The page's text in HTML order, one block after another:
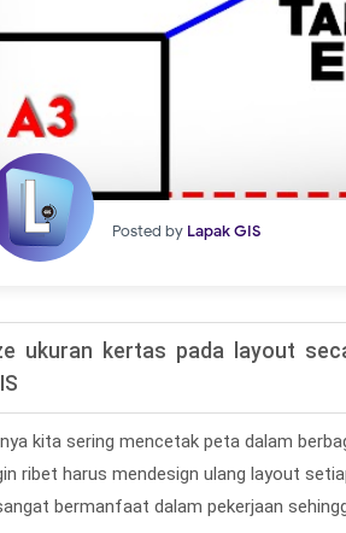
Posted by Lapak GIS
ukuran kertas pada layout
kita sering mencetak peta dalam
ribet harus mendesign ulang layout
bermanfaat dalam pekerjaan